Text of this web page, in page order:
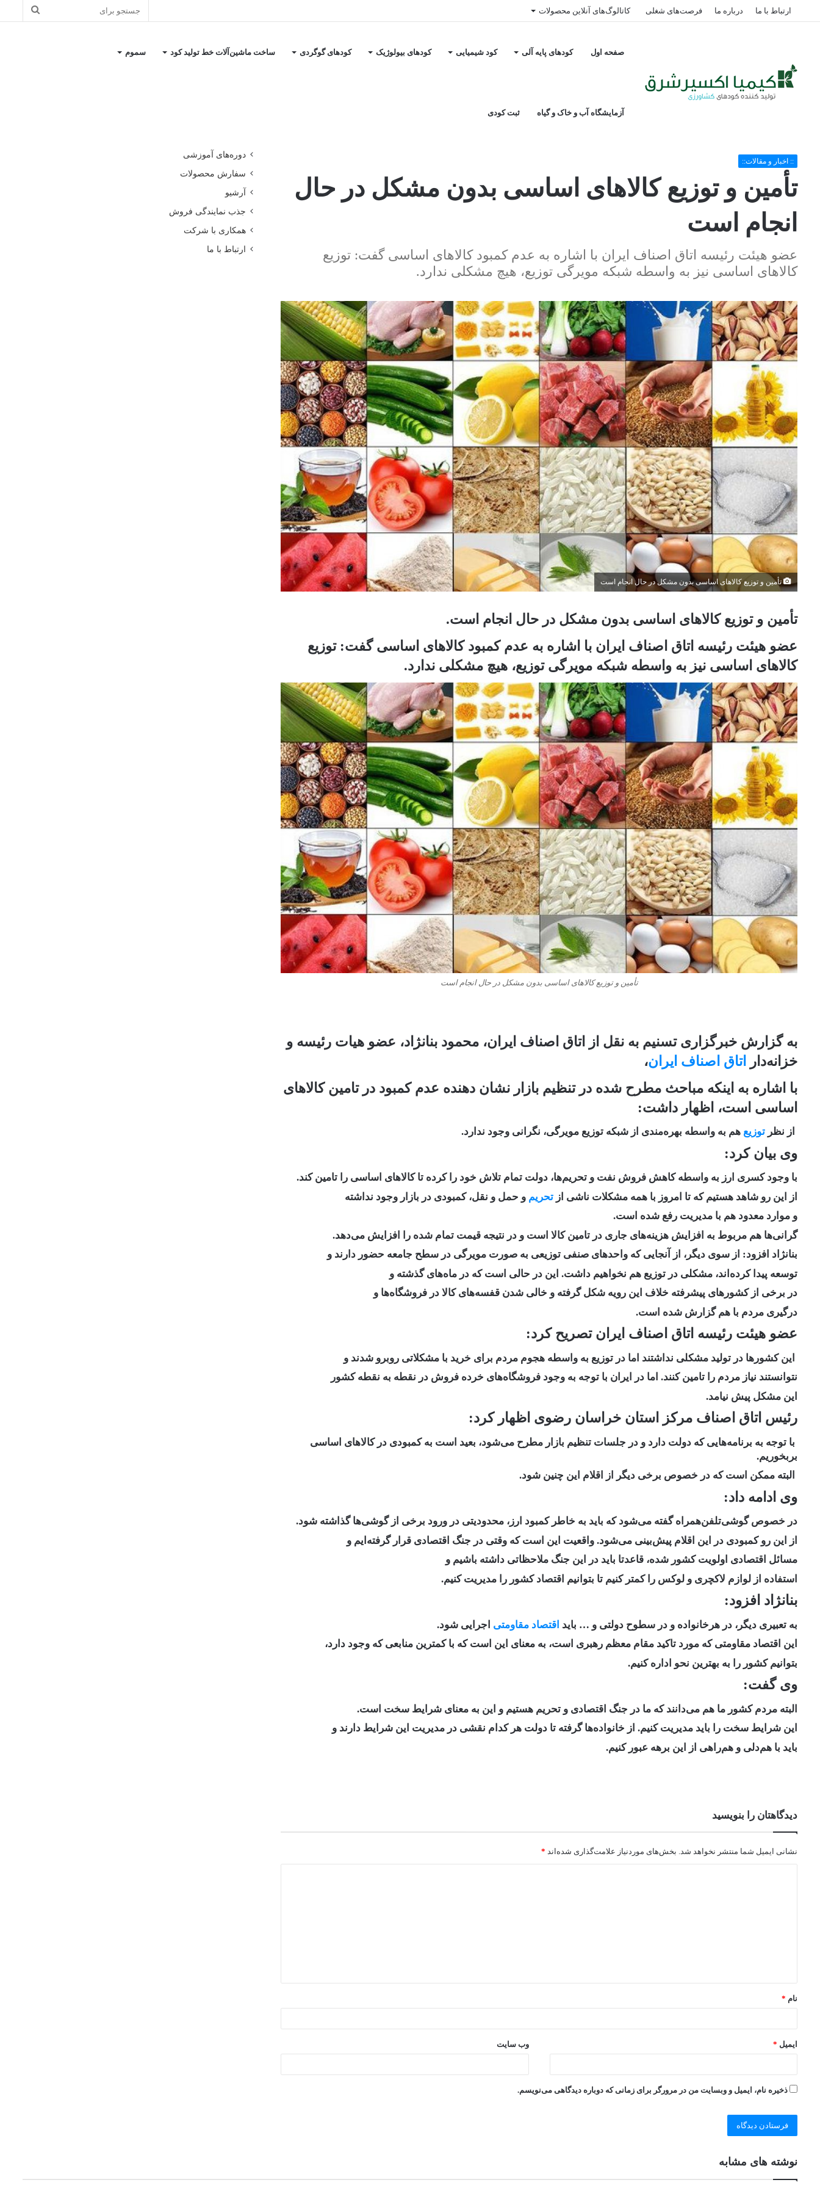
ارتباط با ما درباره ما فرصت‌های شغلی کاتالوگ‌های آنلاین محصولات جستجو
صفحه اول کودهای پایه آلی کود شیمیایی کودهای بیولوژیک کودهای گوگردی ساخت ماشین‌آلات خط تولید کود سموم
آزمایشگاه آب و خاک و گیاه ثبت کودی
:: اخبار و مقالات::
تأمین و توزیع کالاهای اساسی بدون مشکل در حال
انجام است
عضو هیئت رئیسه اتاق اصناف ایران با اشاره به عدم کمبود کالاهای اساسی گفت: توزیع
کالاهای اساسی نیز به واسطه شبکه مویرگی توزیع، هیچ مشکلی ندارد.
تأمین و توزیع کالاهای اساسی بدون مشکل در حال انجام است
تأمین و توزیع کالاهای اساسی بدون مشکل در حال انجام است.
عضو هیئت رئیسه اتاق اصناف ایران با اشاره به عدم کمبود کالاهای اساسی گفت: توزیع
کالاهای اساسی نیز به واسطه شبکه مویرگی توزیع، هیچ مشکلی ندارد.
تأمین و توزیع کالاهای اساسی بدون مشکل در حال انجام است
به گزارش خبرگزاری تسنیم به نقل از اتاق اصناف ایران، محمود بنانژاد، عضو هیات رئیسه و
خزانه‌دار
اتاق اصناف ایران،
با اشاره به اینکه مباحث مطرح شده در تنظیم بازار نشان دهنده عدم کمبود در تامین کالاهای
اساسی است، اظهار داشت:
از نظر توزیع هم به واسطه بهره‌مندی از شبکه توزیع مویرگی، نگرانی وجود ندارد.
وی بیان کرد:
با وجود کسری ارز به واسطه کاهش فروش نفت و تحریم‌ها، دولت تمام تلاش خود را کرده تا کالاهای اساسی را تامین کند.
از این رو شاهد هستیم که تا امروز با همه مشکلات ناشی از تحریم و حمل و نقل، کمبودی در بازار وجود نداشته
و موارد معدود هم با مدیریت رفع شده است.
گرانی‌ها هم مربوط به افزایش هزینه‌های جاری در تامین کالا است و در نتیجه قیمت تمام شده را افزایش می‌دهد.
بنانژاد افزود: از سوی دیگر، از آنجایی که واحدهای صنفی توزیعی به صورت مویرگی در سطح جامعه حضور دارند و
توسعه پیدا کرده‌اند، مشکلی در توزیع هم نخواهیم داشت. این در حالی است که در ماه‌های گذشته و
در برخی از کشورهای پیشرفته خلاف این رویه شکل گرفته و خالی شدن قفسه‌های کالا در فروشگاه‌ها و
درگیری مردم با هم گزارش شده است.
عضو هیئت رئیسه اتاق اصناف ایران تصریح کرد:
این کشورها در تولید مشکلی نداشتند اما در توزیع به واسطه هجوم مردم برای خرید با مشکلاتی روبرو شدند و
نتوانستند نیاز مردم را تامین کنند. اما در ایران با توجه به وجود فروشگاه‌های خرده فروش در نقطه به نقطه کشور
این مشکل پیش نیامد.
رئیس اتاق اصناف مرکز استان خراسان رضوی اظهار کرد:
با توجه به برنامه‌هایی که دولت دارد و در جلسات تنظیم بازار مطرح می‌شود، بعید است به کمبودی در کالاهای اساسی
بربخوریم.
البته ممکن است که در خصوص برخی دیگر از اقلام این چنین شود.
وی ادامه داد:
در خصوص گوشی‌تلفن‌همراه گفته می‌شود که باید به خاطر کمبود ارز، محدودیتی در ورود برخی از گوشی‌ها گذاشته شود.
از این رو کمبودی در این اقلام پیش‌بینی می‌شود. واقعیت این است که وقتی در جنگ اقتصادی قرار گرفته‌ایم و
مسائل اقتصادی اولویت کشور شده، قاعدتا باید در این جنگ ملاحظاتی داشته باشیم و
استفاده از لوازم لاکچری و لوکس را کمتر کنیم تا بتوانیم اقتصاد کشور را مدیریت کنیم.
بنانژاد افزود:
به تعبیری دیگر، در هرخانواده و در سطوح دولتی و … باید اقتصاد مقاومتی اجرایی شود.
این اقتصاد مقاومتی که مورد تاکید مقام معظم رهبری است، به معنای این است که با کمترین منابعی که وجود دارد،
بتوانیم کشور را به بهترین نحو اداره کنیم.
وی گفت:
البته مردم کشور ما هم می‌دانند که ما در جنگ اقتصادی و تحریم هستیم و این به معنای شرایط سخت است.
این شرایط سخت را باید مدیریت کنیم. از خانواده‌ها گرفته تا دولت هر کدام نقشی در مدیریت این شرایط دارند و
باید با هم‌دلی و هم‌راهی از این برهه عبور کنیم.
دیدگاهتان را بنویسید
نشانی ایمیل شما منتشر نخواهد شد. بخش‌های موردنیاز علامت‌گذاری شده‌اند *
نام *
ایمیل * وب‌ سایت
ذخیره نام، ایمیل و وبسایت من در مرورگر برای زمانی که دوباره دیدگاهی می‌نویسم.
دوره‌های آموزشی
سفارش محصولات
آرشیو
جذب نمایندگی فروش
همکاری با شرکت
ارتباط با ما
نوشته های مشابه